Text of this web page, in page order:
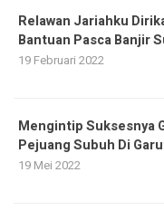
Relawan Jariahku
Bantuan Pasca Banjir
19 Februari 2022
Mengintip Suksesnya
Pejuang Subuh Di
19 Mei 2022